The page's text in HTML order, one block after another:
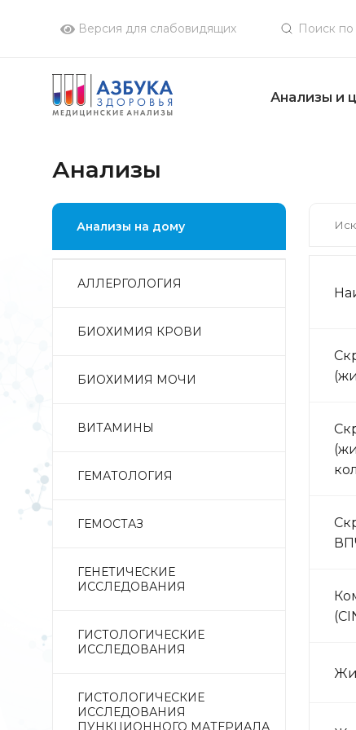
Версия для слабовидящих
Анализы и
Анализы
Анализы на дому
АЛЛЕРГОЛОГИЯ
БИОХИМИЯ КРОВИ
БИОХИМИЯ МОЧИ
ВИТАМИНЫ
ГЕМАТОЛОГИЯ
ГЕМОСТАЗ
ГЕНЕТИЧЕСКИЕ
ИССЛЕДОВАНИЯ
ГИСТОЛОГИЧЕСКИЕ
ИССЛЕДОВАНИЯ
ГИСТОЛОГИЧЕСКИЕ
ИССЛЕДОВАНИЯ